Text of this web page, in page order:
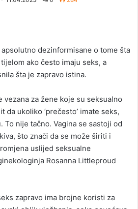
dezinformisane o tome šta
ako često imaju seks, a
šta je zapravo istina.
vezana za žene koje su seksualno
da ukoliko ‘prečesto’ imate seks,
To nije tačno. Vagina se sastoji od
što znači da se može širiti i
uslijed seksualne
Rosanna Littleproud
zapravo ima brojne koristi za